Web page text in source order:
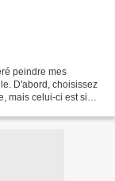
peindre mes
D'abord, choisissez
mais celui-ci est si